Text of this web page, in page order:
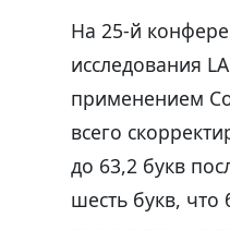
На 25-й
исследования
применением
всего
до 63,2 букв
шесть букв,